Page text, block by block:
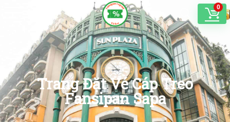
0
Trang Đặt Vé Cáp Treo
Fansipan Sapa